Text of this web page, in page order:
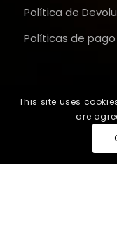
Política de
Políticas de pago
This site uses
are